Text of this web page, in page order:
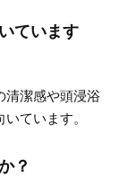
ています
清潔感や頭浸浴
ています。
？